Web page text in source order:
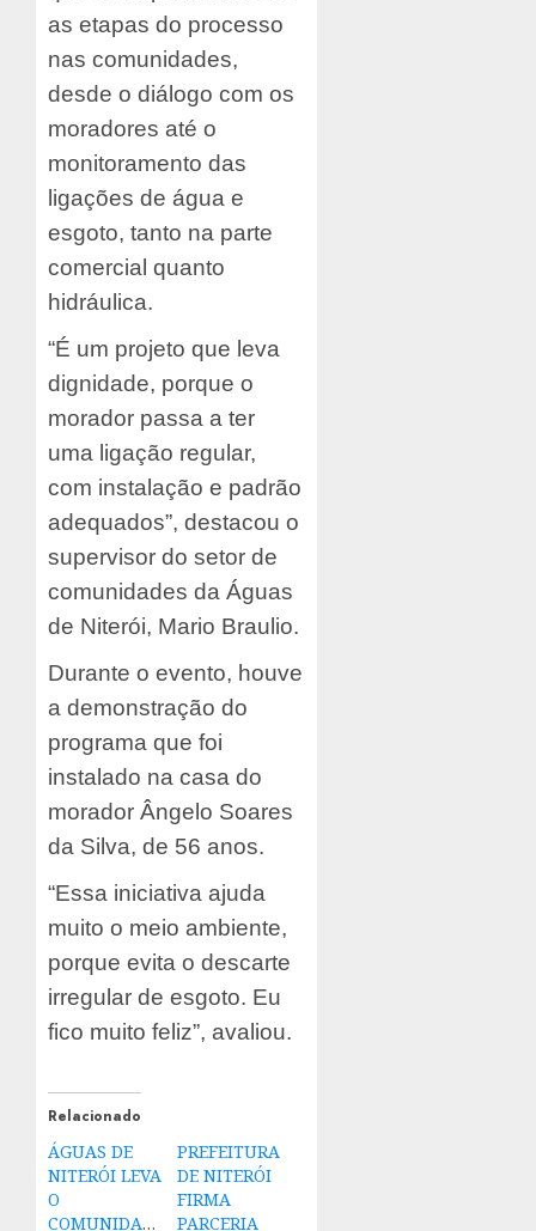
as etapas do processo
nas comunidades,
desde o diálogo com os
moradores até o
monitoramento das
ligações de água e
esgoto, tanto na parte
comercial quanto
hidráulica.
“É um projeto que leva
dignidade, porque o
morador passa a ter
uma ligação regular,
com instalação e padrão
adequados”, destacou o
supervisor do setor de
comunidades da Águas
de Niterói, Mario Braulio.
Durante o evento, houve
a demonstração do
programa que foi
instalado na casa do
morador Ângelo Soares
da Silva, de 56 anos.
“Essa iniciativa ajuda
muito o meio ambiente,
porque evita o descarte
irregular de esgoto. Eu
fico muito feliz”, avaliou.
Relacionado
ÁGUAS DE
NITERÓI LEVA
O
COMUNIDADE
PREFEITURA
DE NITERÓI
FIRMA
PARCERIA